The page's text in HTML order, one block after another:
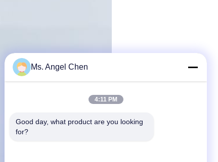
Ms. Angel Chen
4:11 PM
Good day, what product are you looking
for?